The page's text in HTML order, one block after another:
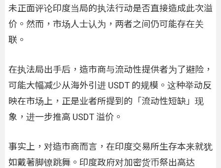
未正面评论印度当局的执法行动是否直接造成此次溢
价。然而，市场人士认为，两者之间仍可能存在关
联。
在执法局出手后，造市商与流动性提供者为了避险，
可能大幅减少从海外引进 USDT 的规模。这种举动反
映在市场上，正是业者所提到的「流动性短缺」现
象，进一步推高 USDT 溢价。
事实上，对造市商而言，在印度交易所生存本来就犹
如戴著脚镣跳舞。印度政府对加密货币祭出高达